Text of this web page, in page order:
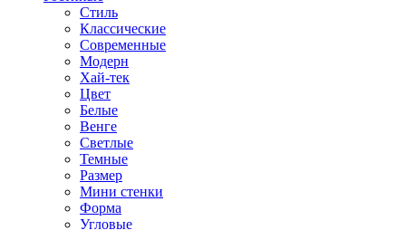
Стиль
Классические
Современные
Модерн
Хай-тек
Цвет
Белые
Венге
Светлые
Темные
Размер
Мини стенки
Форма
Угловые